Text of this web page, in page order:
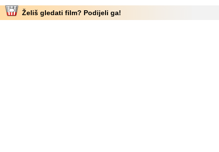
Želiš gledati film? Podijeli ga!